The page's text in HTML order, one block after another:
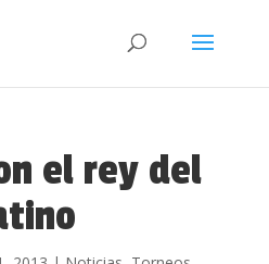
el rey del